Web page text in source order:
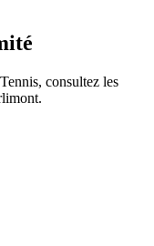
Tennis, consultez les
.